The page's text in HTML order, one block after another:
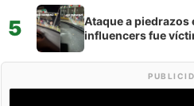
5
Ataque a piedrazos
influencers fue